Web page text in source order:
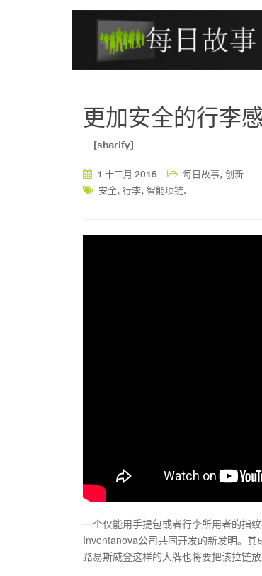
更加安全的行李
[sharify]
1 十二月 2015 每日故事, 创新
安全, 行李, 智能项链.
一个仅能用手提包或者行李所用者的指
Inventanova公司共同开发的新发明。
路易斯威登这样的大牌也将要把该拉链放